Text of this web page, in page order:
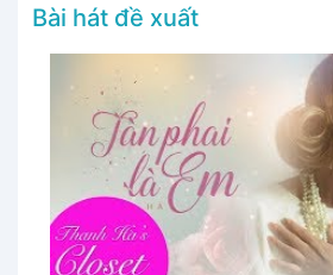
Bài hát đề xuất